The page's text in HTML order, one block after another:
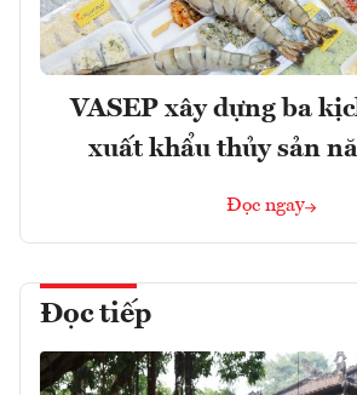
VASEP xây dựng ba
xuất khẩu thủy sản
Đọc ngay
Đọc tiếp